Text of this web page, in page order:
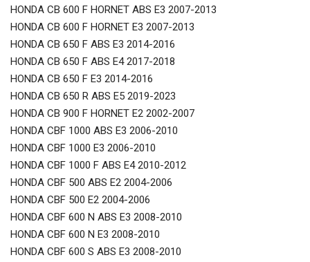
HONDA CB 600 F HORNET ABS E3 2007-2013
HONDA CB 600 F HORNET E3 2007-2013
HONDA CB 650 F ABS E3 2014-2016
HONDA CB 650 F ABS E4 2017-2018
HONDA CB 650 F E3 2014-2016
HONDA CB 650 R ABS E5 2019-2023
HONDA CB 900 F HORNET E2 2002-2007
HONDA CBF 1000 ABS E3 2006-2010
HONDA CBF 1000 E3 2006-2010
HONDA CBF 1000 F ABS E4 2010-2012
HONDA CBF 500 ABS E2 2004-2006
HONDA CBF 500 E2 2004-2006
HONDA CBF 600 N ABS E3 2008-2010
HONDA CBF 600 N E3 2008-2010
HONDA CBF 600 S ABS E3 2008-2010